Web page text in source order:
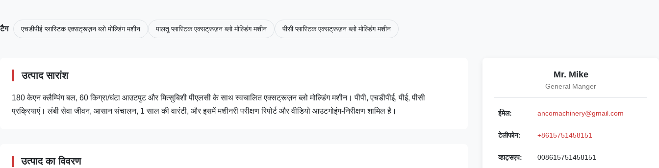
टैग एचडीपीई प्लास्टिक एक्सट्रूज़न ब्लो मोल्डिंग मशीन पालतू प्लास्टिक एक्सट्रूज़न ब्लो मोल्डिंग मशीन पीसी प्लास्टिक एक्सट्रूज़न ब्लो मोल्डिंग मशीन
उत्पाद सारांश
180 केएन क्लैम्पिंग बल, 60 किग्रा/घंटा आउटपुट और मित्सुबिशी पीएलसी के साथ स्वचालित एक्सट्रूज़न ब्लो मोल्डिंग मशीन। पीपी, एचडीपीई, पीई, पीसी
प्रक्रियाएं। लंबी सेवा जीवन, आसान संचालन, 1 साल की वारंटी, और इसमें मशीनरी परीक्षण रिपोर्ट और वीडियो आउटगोइंग-निरीक्षण शामिल है।
उत्पाद का विवरण
Mr. Mike
General Manger
ईमेल: ancomachinery@gmail.com
टेलीफोन: +8615751458151
व्हाट्सएप: 008615751458151